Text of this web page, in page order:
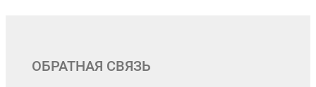
ОБРАТНАЯ СВЯЗЬ